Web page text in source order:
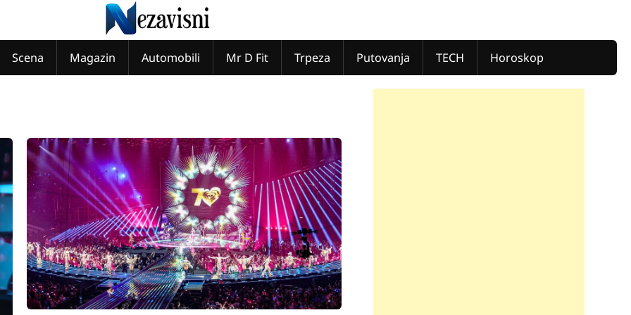
Scena Magazin Automobili Mr D Fit Trpeza Putovanja TECH Horoskop